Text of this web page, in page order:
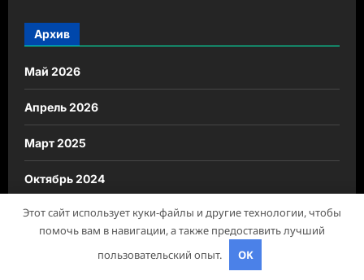
Архив
Май 2026
Апрель 2026
Март 2025
Октябрь 2024
Август 2024
Этот сайт использует куки-файлы и другие технологии, чтобы
помочь вам в навигации, а также предоставить лучший
пользовательский опыт.
OK